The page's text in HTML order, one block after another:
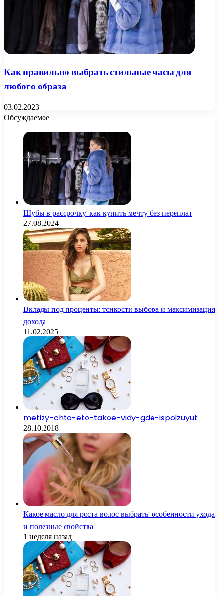
Как правильно выбрать стильные часы для
любого образа
03.02.2023
Обсуждаемое
Шубы в рассрочку: как купить мечту без переплат
27.08.2024
Вклады под проценты: тонкости выбора и максимизация
дохода
11.02.2025
metizy-chto-eto-takoe-vidy-gde-ispolzuyut
28.10.2018
Какое масло для роста волос выбрать: особенности ухода
и полезные свойства
1 неделя назад